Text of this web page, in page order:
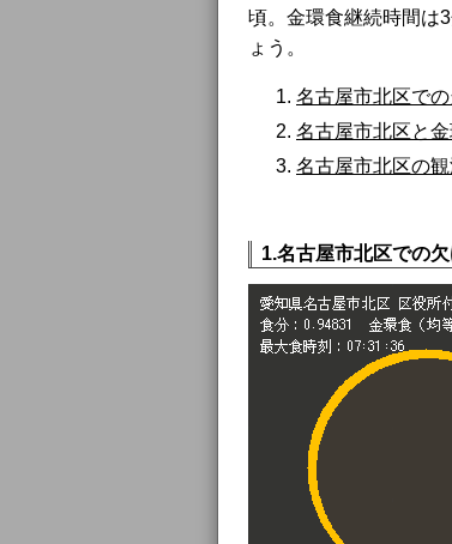
頃。金環食継続時間は
ょう。
名古屋市北区で
名古屋市北区と
名古屋市北区の
1.名古屋市北区での